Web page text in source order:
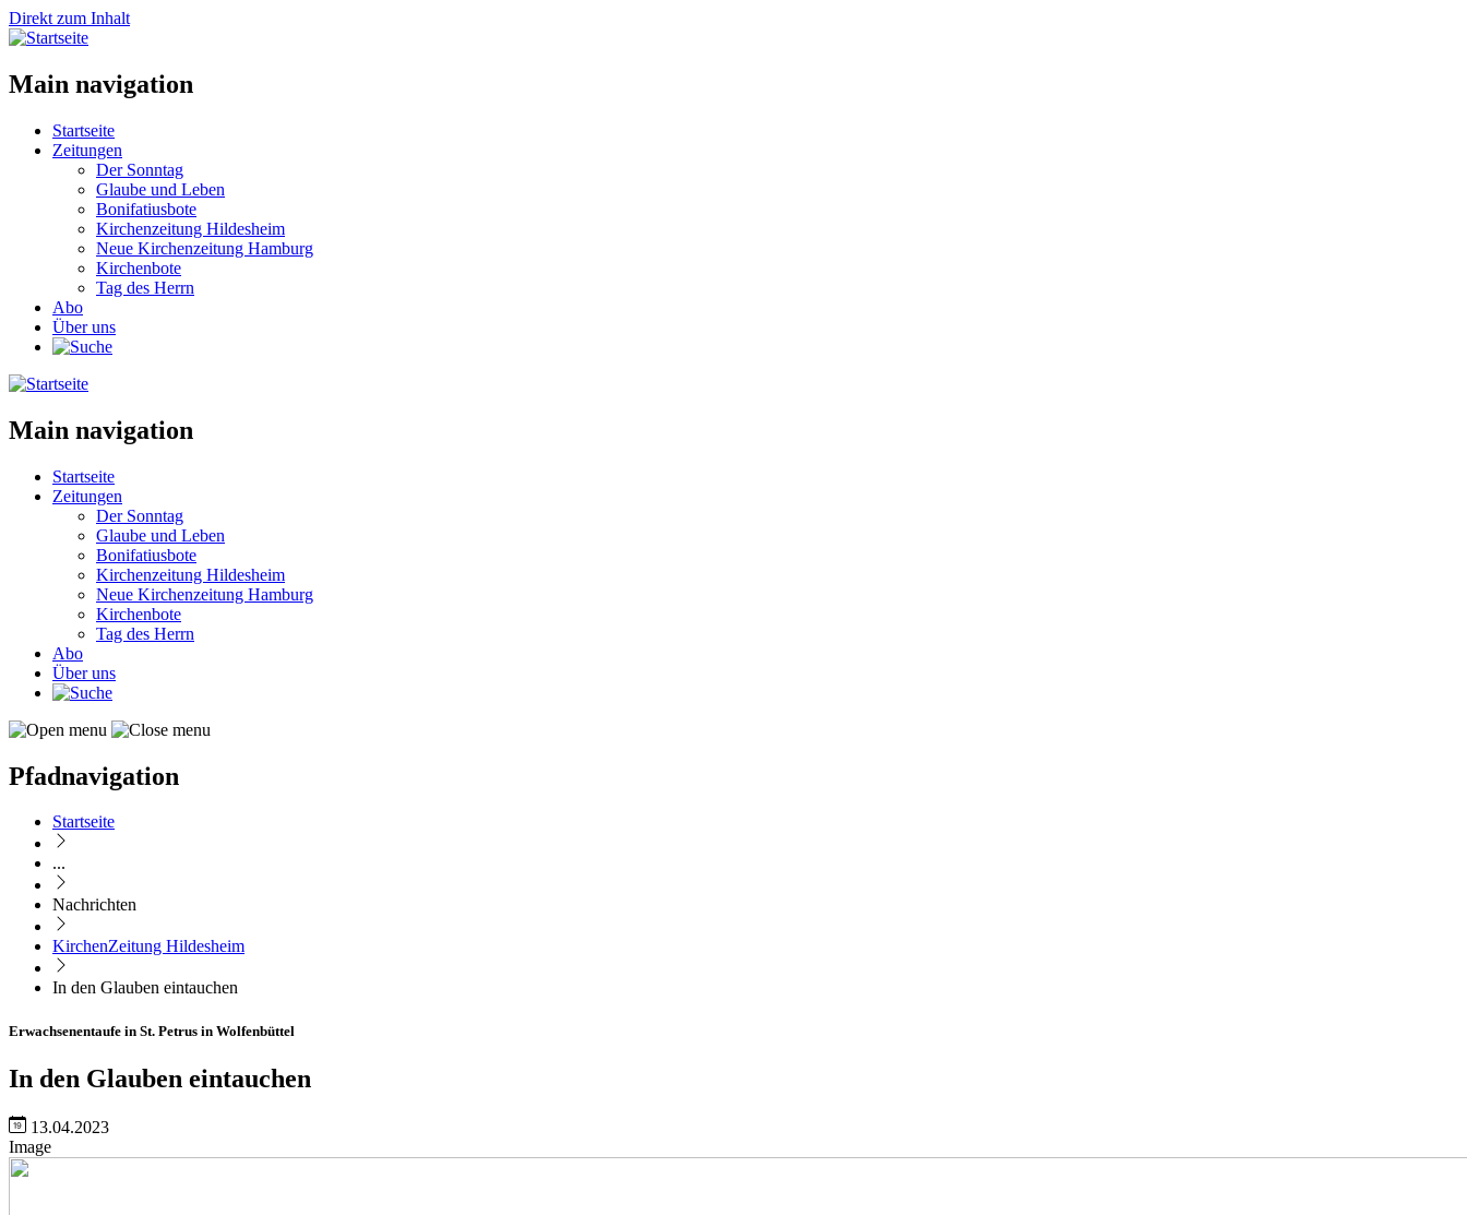
Direkt zum Inhalt
Main navigation
Startseite
Zeitungen
Der Sonntag
Glaube und Leben
Bonifatiusbote
Kirchenzeitung Hildesheim
Neue Kirchenzeitung Hamburg
Kirchenbote
Tag des Herrn
Abo
Über uns
Main navigation
Startseite
Zeitungen
Der Sonntag
Glaube und Leben
Bonifatiusbote
Kirchenzeitung Hildesheim
Neue Kirchenzeitung Hamburg
Kirchenbote
Tag des Herrn
Abo
Über uns
Pfadnavigation
Startseite
...
Nachrichten
KirchenZeitung Hildesheim
In den Glauben eintauchen
Erwachsenentaufe in St. Petrus in Wolfenbüttel
In den Glauben eintauchen
13.04.2023
Image